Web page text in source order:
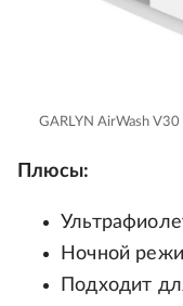
GARLYN AirWash V30
Плюсы:
Ночной
Подходит